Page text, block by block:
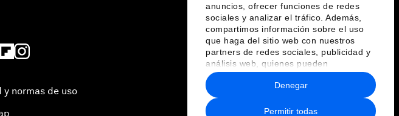
anuncios, ofrecer funciones de redes
sociales y analizar el tráfico. Además,
compartimos información sobre el uso
que haga del sitio web con nuestros
partners de redes sociales, publicidad y
análisis web, quienes pueden
combinarla con otra información que les
haya proporcionado o que hayan
recopilado a partir del uso que haya
hecho de sus servicios.
Permitir todas
Denegar
normas de uso